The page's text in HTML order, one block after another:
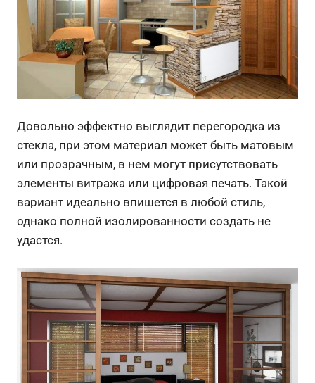
Довольно эффектно выглядит перегородка из
стекла, при этом материал может быть матовым
или прозрачным, в нем могут присутствовать
элементы витража или цифровая печать. Такой
вариант идеально впишется в любой стиль,
однако полной изолированности создать не
удастся.